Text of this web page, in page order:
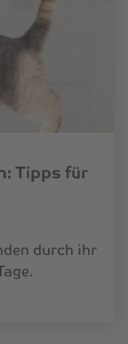
Tipps für
durch ihr